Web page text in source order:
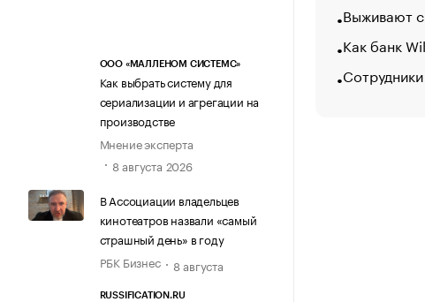
ООО «МАЛЛЕНОМ СИСТЕМС»
Как выбрать систему для
сериализации и агрегации на
производстве
Мнение эксперта
8 августа 2026
В Ассоциации владельцев
кинотеатров назвали «самый
страшный день» в году
РБК Бизнес
8 августа
RUSSIFICATION.RU
Выживают
Как банк